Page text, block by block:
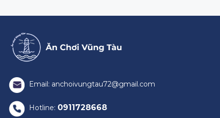
Email: anchoivungtau72@gmail.com
Hotline: 0911728668